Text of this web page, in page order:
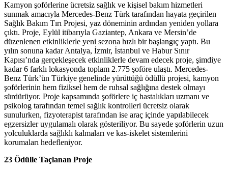
Kamyon şoförlerine ücretsiz sağlık ve kişisel bakım hizmetleri
sunmak amacıyla Mercedes-Benz Türk tarafından hayata geçirilen
Sağlık Bakım Tırı Projesi, yaz döneminin ardından yeniden yollara
çıktı. Proje, Eylül itibarıyla Gaziantep, Ankara ve Mersin’de
düzenlenen etkinliklerle yeni sezona hızlı bir başlangıç yaptı. Bu
yılın sonuna kadar Antalya, İzmir, İstanbul ve Habur Sınır
Kapısı’nda gerçekleşecek etkinliklerle devam edecek proje, şimdiye
kadar 6 farklı lokasyonda toplam 2.775 şoföre ulaştı. Mercedes-
Benz Türk’ün Türkiye genelinde yürüttüğü ödüllü projesi, kamyon
şoförlerinin hem fiziksel hem de ruhsal sağlığına destek olmayı
sürdürüyor. Proje kapsamında şoförlere iç hastalıkları uzmanı ve
psikolog tarafından temel sağlık kontrolleri ücretsiz olarak
sunulurken, fizyoterapist tarafından ise araç içinde yapılabilecek
egzersizler uygulamalı olarak gösteriliyor. Bu sayede şoförlerin uzun
yolculuklarda sağlıklı kalmaları ve kas-iskelet sistemlerini
korumaları hedefleniyor.
23 Ödülle Taçlanan Proje